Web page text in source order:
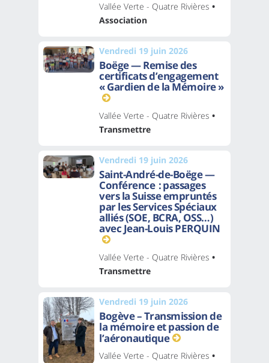
Vallée Verte - Quatre Rivières •
Association
Vendredi 19 juin 2026
Boëge — Remise des
certificats d’engagement
« Gardien de la Mémoire »
Vallée Verte - Quatre Rivières •
Transmettre
Vendredi 19 juin 2026
Saint-André-de-Boëge —
Conférence : passages
vers la Suisse empruntés
par les Services Spéciaux
alliés (SOE, BCRA, OSS…)
avec Jean-Louis PERQUIN
Vallée Verte - Quatre Rivières •
Transmettre
Vendredi 19 juin 2026
Bogève – Transmission de
la mémoire et passion de
l’aéronautique
Vallée Verte - Quatre Rivières •